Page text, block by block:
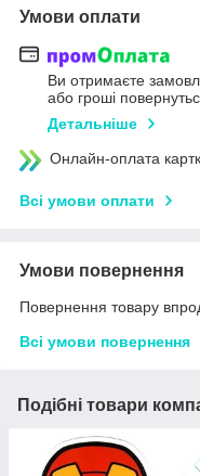
Умови оплати
Ви отримаєте
або гроші
Детальніше
Онлайн-оплата
Всі умови оплати
Умови повернення
Повернення товару
Всі умови повернення
Подібні товари